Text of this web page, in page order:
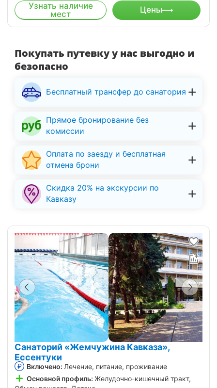
Узнать наличие
мест
Цены
Покупать путевку у нас выгодно и
безопасно
Бесплатный трансфер до санатория
Прямое бронирование без
комиссии
Оплата по заезду и бесплатная
отмена брони
Скидка 20% на экскурсии по
Кавказу
Санаторий «Жемчужина Кавказа»,
Ессентуки
Включено: Лечение, питание, проживание
Основной профиль: Желудочно-кишечный тракт,